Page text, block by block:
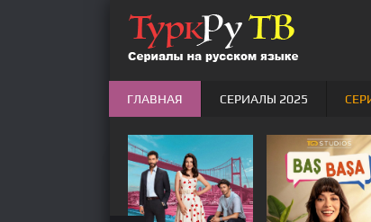
ГЛАВНАЯ СЕРИАЛЫ 2025